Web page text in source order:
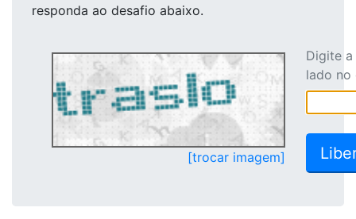
responda ao desafio abaixo.
[trocar imagem]
Digite
lado no